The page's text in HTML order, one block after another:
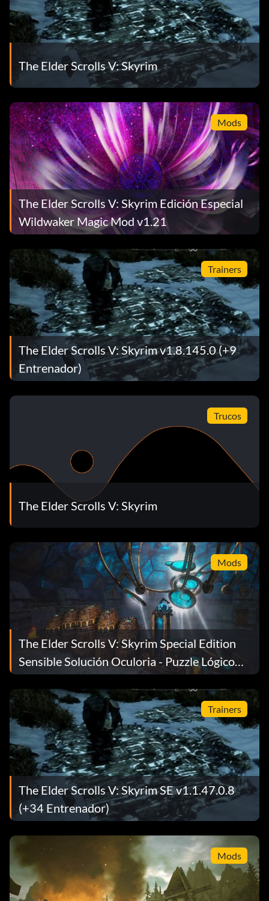
The Elder Scrolls V: Skyrim
Mods
The Elder Scrolls V: Skyrim Edición Especial
Wildwaker Magic Mod v1.21
Trainers
The Elder Scrolls V: Skyrim v1.8.145.0 (+9
Entrenador)
Trucos
The Elder Scrolls V: Skyrim
Mods
The Elder Scrolls V: Skyrim Special Edition
Sensible Solución Oculoria - Puzzle Lógico
Mzark Mod v0.1.1
Trainers
The Elder Scrolls V: Skyrim SE v1.1.47.0.8
(+34 Entrenador)
Mods